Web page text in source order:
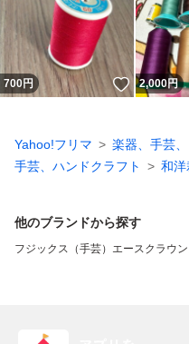
700円 いいね！
2,000円
Yahoo!フリマ
楽器、手芸
手芸、ハンドクラフト
和洋
他のブランドから探す
フジックス（手芸） エースクラウン